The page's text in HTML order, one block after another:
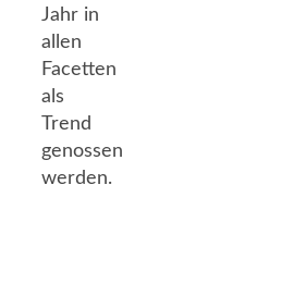
Jahr in
allen
Facetten
als
Trend
genossen
werden.